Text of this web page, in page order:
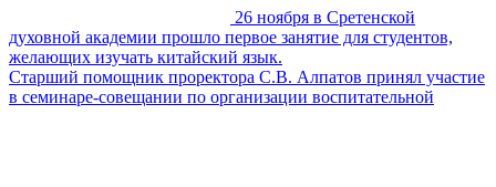
26 ноября в Сретенской
духовной академии прошло первое занятие для студентов,
желающих изучать китайский язык.
Старший помощник проректора С.В. Алпатов принял участие
в семинаре-совещании по организации воспитательной